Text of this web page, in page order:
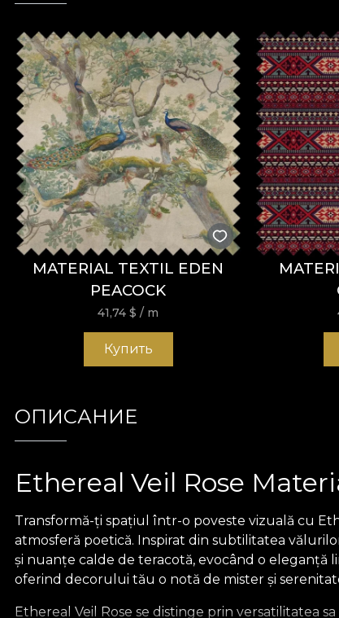
MATERIAL TEXTIL EDEN
PEACOCK
41,74$ / m
Купить
ОПИСАНИЕ
Ethereal Veil Rose
Transformă-ți spațiul într-o poveste vizuală cu
atmosferă poetică. Inspirat din subtilitatea
și nuanțe calde de teracotă, evocând o eleganță
oferind decorului tău o notă de mister și
Ethereal Veil Rose se distinge prin versatilitatea